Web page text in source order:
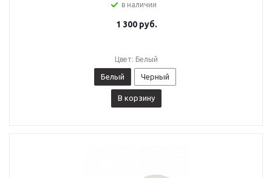
в наличии
1 300руб.
Цвет: Белый
Белый Черный
В корзину